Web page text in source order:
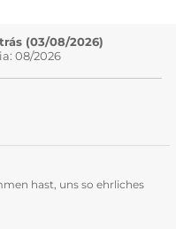
(03/08/2026)
08/2026
hast, uns so ehrliches